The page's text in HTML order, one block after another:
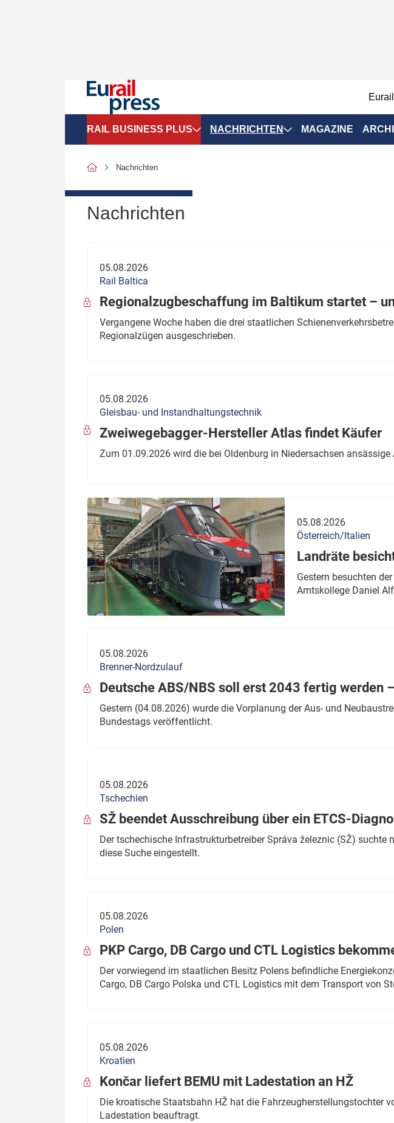
RAIL BUSINESS PLUS
SPNV-Marktdaten
Politik
Verbände: Wer spricht für
wen?
Thema des Monats
Dossier: Generalsanierung
Dossier: ETCS
NACHRICHTEN
Infrastruktur & Ausrüstung
ÖPNV
MAGAZINE
Nachrichten
Nachrichten
05.08.2026
Rail Baltica
Regionalzugbeschaffung im Baltikum startet –
Vergangene Woche haben die drei staatlichen
Regionalzügen ausgeschrieben.
05.08.2026
Gleisbau- und Instandhaltungstechnik
Zweiwegebagger-Hersteller Atlas findet Käufer
Zum 01.09.2026 wird die bei Oldenburg in Niedersachsen
05.08.2026
Österreich/Italien
Landräte
Gestern besuchten
Amtskollege Daniel
05.08.2026
Brenner-Nordzulauf
Deutsche ABS/NBS soll erst 2043 fertig werden
Gestern (04.08.2026) wurde die Vorplanung der Aus- und
Bundestags veröffentlicht.
05.08.2026
Tschechien
SŽ beendet Ausschreibung über ein ETCS-
Der tschechische Infrastrukturbetreiber Správa železnic (SŽ)
diese Suche eingestellt.
05.08.2026
Polen
PKP Cargo, DB Cargo und CTL Logistics
Der vorwiegend im staatlichen Besitz Polens befindliche
Cargo, DB Cargo Polska und CTL Logistics mit dem Transport von
05.08.2026
Kroatien
Končar liefert BEMU mit Ladestation an HŽ
Die kroatische Staatsbahn HŽ hat die Fahrzeugherstellungstochter
Ladestation beauftragt.